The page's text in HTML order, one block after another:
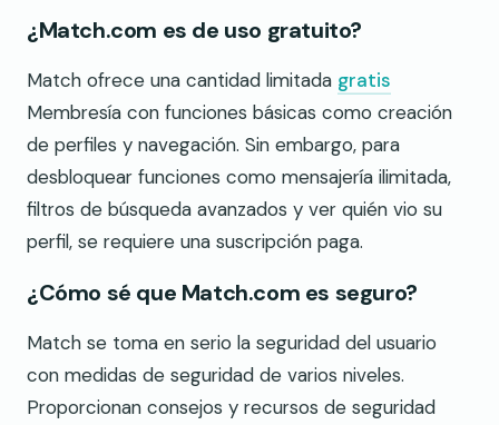
¿Match.com es de uso gratuito?
Match ofrece una cantidad limitada gratis
Membresía con funciones básicas como creación
de perfiles y navegación. Sin embargo, para
desbloquear funciones como mensajería ilimitada,
filtros de búsqueda avanzados y ver quién vio su
perfil, se requiere una suscripción paga.
¿Cómo sé que Match.com es seguro?
Match se toma en serio la seguridad del usuario
con medidas de seguridad de varios niveles.
Proporcionan consejos y recursos de seguridad